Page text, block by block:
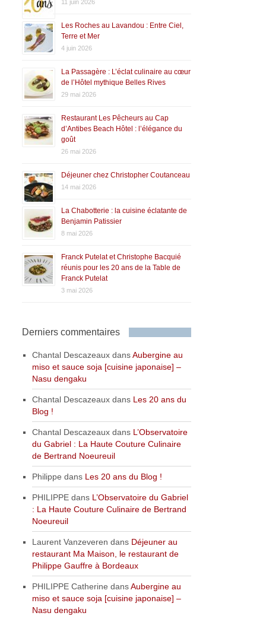
11 juin 2026
Les Roches au Lavandou : Entre Ciel,
Terre et Mer
4 juin 2026
La Passagère : L’éclat culinaire au cœur
de l’Hôtel mythique Belles Rives
29 mai 2026
Restaurant Les Pêcheurs au Cap
d’Antibes Beach Hôtel : l’élégance du
goût
26 mai 2026
Déjeuner chez Christopher Coutanceau
14 mai 2026
La Chabotterie : la cuisine éclatante de
Benjamin Patissier
8 mai 2026
Franck Putelat et Christophe Bacquié
réunis pour les 20 ans de la Table de
Franck Putelat
3 mai 2026
Derniers commentaires
Chantal Descazeaux dansAubergine au
miso et sauce soja [cuisine japonaise] –
Nasu dengaku
Chantal Descazeaux dans Les 20 ans du
Blog !
Chantal Descazeaux dans L’Observatoire
du Gabriel : La Haute Couture Culinaire
de Bertrand Noeureuil
Philippe dans Les 20 ans du Blog !
PHILIPPE dans L’Observatoire du Gabriel
: La Haute Couture Culinaire de Bertrand
Noeureuil
Laurent Vanzeveren dans Déjeuner au
restaurant Ma Maison, le restaurant de
Philippe Gauffre à Bordeaux
PHILIPPE Catherine dansAubergine au
miso et sauce soja [cuisine japonaise] –
Nasu dengaku